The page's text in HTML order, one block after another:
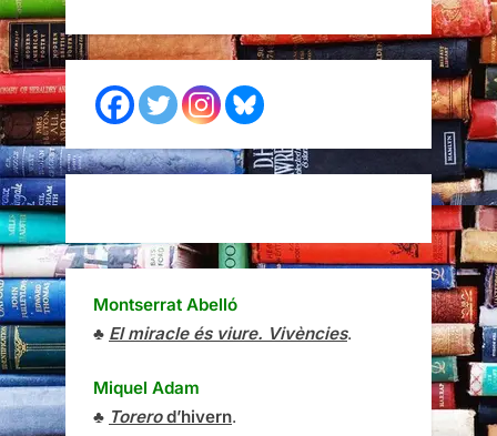
Montserrat Abelló
♣ El miracle és viure. Vivències.
Miquel Adam
♣ Torerod’hivern.